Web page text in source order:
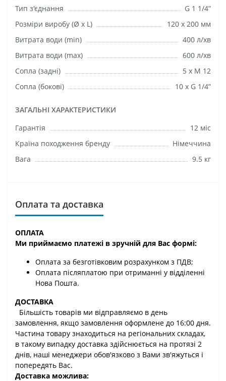
Тип з'єднання
G 1 1/4ʺ
Розміри виробу (Ø х L)
120 х 200 мм
Витрата води (min)
400 л/хв
Витрата води (max)
600 л/хв
Сопла (задні)
5 х М 12
Сопла (бокові)
10 x G 1/4”
ЗАГАЛЬНІ ХАРАКТЕРИСТИКИ
Гарантія
12 міс
Країна походження бренду
Німеччина
Вага
9.5 кг
Оплата та доставка
ОПЛАТА
Ми приймаємо платежі в зручній для Вас формі:
Оплата за безготівковим розрахунком з ПДВ;
Оплата післяплатою при отриманні у відділенні
Нова Пошта.
ДОСТАВКА
Більшість товарів ми відправляємо в день
замовлення, якщо замовлення оформлене до 16:00 дня.
Частина товару знаходиться на регіональних складах,
в такому випадку доставка здійснюється на протязі 2
днів, наші менеджери обов'язково з Вами зв'яжуться і
попередять Вас.
Доставка можлива: